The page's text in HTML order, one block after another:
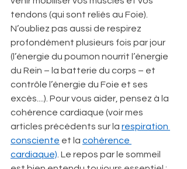
tendons (qui sont reliés au Foie).
N’oubliez pas aussi de respirez
profondément plusieurs fois par jour
(l’énergie du poumon nourrit l’énergie
du Rein – la batterie du corps – et
contrôle l’énergie du Foie et ses
excès....). Pour vous aider, pensez à la
cohérence cardiaque (voir mes
articles précédents sur la respiration
consciente et la cohérence
cardiaque) . Le repos par le sommeil